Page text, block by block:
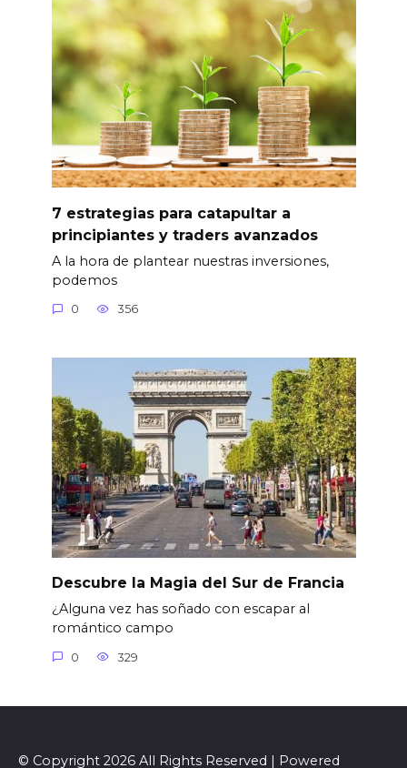
7 estrategias para catapultar a
principiantes y traders avanzados
A la hora de plantear nuestras inversiones,
podemos
0 356
Descubre la Magia del Sur de Francia
¿Alguna vez has soñado con escapar al
romántico campo
0 329
© Copyright 2026 All Rights Reserved | Powered